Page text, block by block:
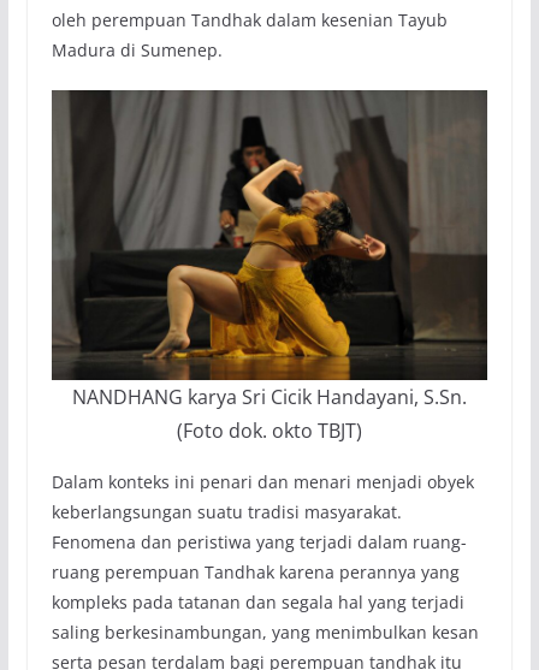
oleh perempuan Tandhak dalam kesenian Tayub
Madura di Sumenep.
NANDHANG karya Sri Cicik Handayani, S.Sn.
(Foto dok. okto TBJT)
Dalam konteks ini penari dan menari menjadi obyek
keberlangsungan suatu tradisi masyarakat.
Fenomena dan peristiwa yang terjadi dalam ruang-
ruang perempuan Tandhak karena perannya yang
kompleks pada tatanan dan segala hal yang terjadi
saling berkesinambungan, yang menimbulkan kesan
serta pesan terdalam bagi perempuan tandhak itu